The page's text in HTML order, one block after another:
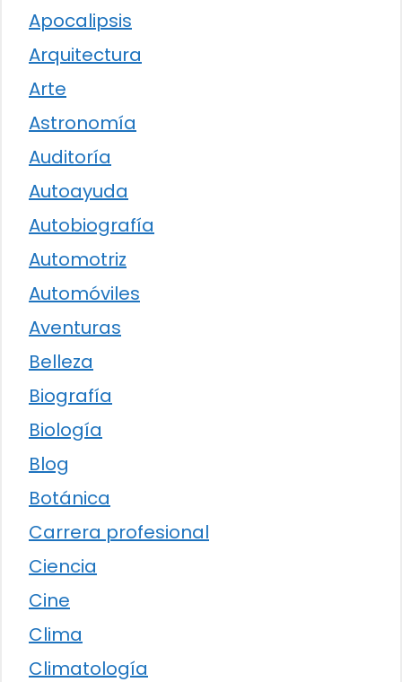
Apocalipsis
Arquitectura
Arte
Astronomía
Auditoría
Autoayuda
Autobiografía
Automotriz
Automóviles
Aventuras
Belleza
Biografía
Biología
Blog
Botánica
Carrera profesional
Ciencia
Cine
Clima
Climatología